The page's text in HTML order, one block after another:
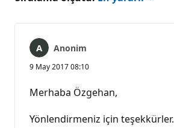
Anonim
9 May 2017 08:10
Merhaba Özgehan,
Yönlendirmeniz için teşekkürler.